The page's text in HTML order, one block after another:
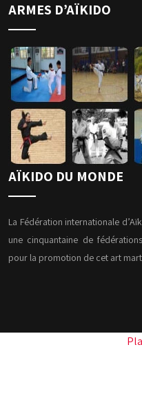
ARMES D’AÏKIDO
AÏKIDO DU MONDE
La Fédération internationale
une cinquantaine de
pour la promotion de cet art